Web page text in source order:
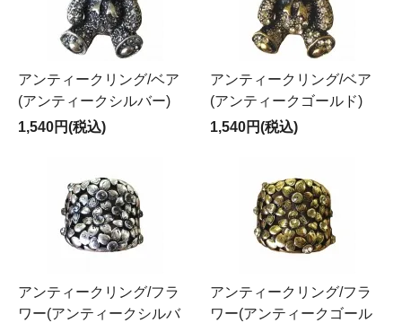
アンティークリング/ベア
(アンティークシルバー)
1,540円(税込)
アンティークリング/ベア
(アンティークゴールド)
1,540円(税込)
アンティークリング/フラ
ワー(アンティークシルバ
アンティークリング/フラ
ワー(アンティークゴール